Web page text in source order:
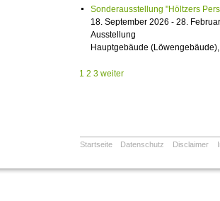
Sonderausstellung "Höltzers
18. September 2026 - 28.
Ausstellung
Hauptgebäude
1 2 3 weiter
Startseite Datenschutz Disclaimer